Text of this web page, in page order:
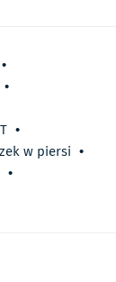
•
•
•
w piersi •
•